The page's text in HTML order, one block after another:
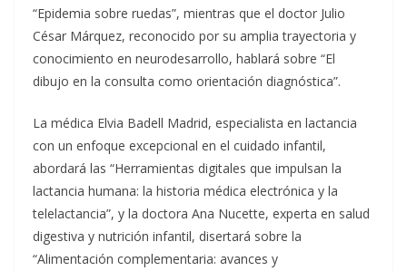
“Epidemia sobre ruedas”, mientras que el doctor Julio
César Márquez, reconocido por su amplia trayectoria y
conocimiento en neurodesarrollo, hablará sobre “El
dibujo en la consulta como orientación diagnóstica”.
La médica Elvia Badell Madrid, especialista en lactancia
con un enfoque excepcional en el cuidado infantil,
abordará las “Herramientas digitales que impulsan la
lactancia humana: la historia médica electrónica y la
telelactancia”, y la doctora Ana Nucette, experta en salud
digestiva y nutrición infantil, disertará sobre la
“Alimentación complementaria: avances y